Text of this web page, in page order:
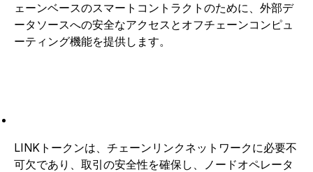
ェーンベースのスマートコントラクトのために、外部デ
ータソースへの安全なアクセスとオフチェーンコンピュ
ーティング機能を提供します。
LINKトークンは、チェーンリンクネットワークに必要不
可欠であり、取引の安全性を確保し、ノードオペレータ